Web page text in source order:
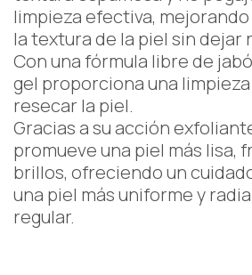
limpieza efectiva,
la textura de la piel sin dejar
Con una fórmula libre de
gel proporciona una
resecar la piel.
Gracias a su acción
promueve una piel más lisa,
brillos, ofreciendo un
una piel más uniforme y
regular.